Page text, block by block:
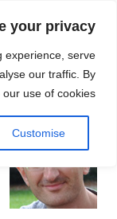
your privacy
experience, serve
our traffic. By
use of cookies.
Customise